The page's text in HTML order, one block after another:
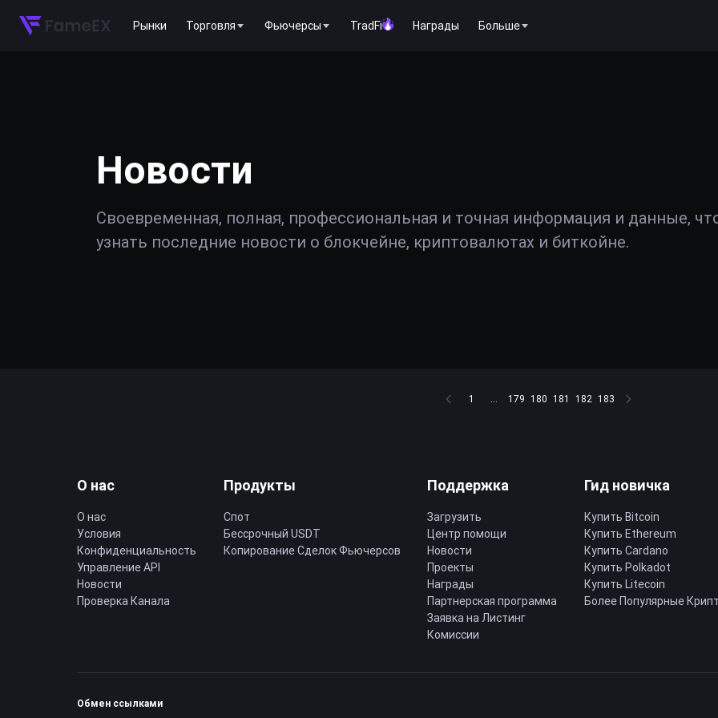
Рынки Торговля Фьючерсы TradFi Награды Больше
Новости
Своевременная, полная, профессиональная и точная информация и данные,
узнать последние новости о блокчейне, криптовалютах и биткойне.
1 ... 179 180 181 182 183
О нас
О нас
Условия
Конфиденциальность
Управление API
Новости
Проверка Канала
Продукты
Спот
Бессрочный USDT
Копирование Cделок Фьючерсов
Поддержка
Загрузить
Центр помощи
Новости
Проекты
Награды
Партнерская программа
Заявка на Листинг
Комиссии
Гид новичка
Купить Bitcoin
Купить Ethereum
Купить Cardano
Купить Polkadot
Купить Litecoin
Более Популярные
Обмен ссылками